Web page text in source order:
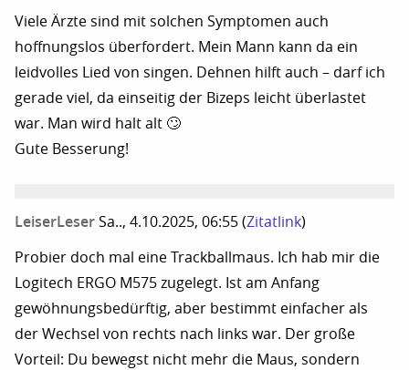
Viele Ärzte sind mit solchen Symptomen auch
hoffnungslos überfordert. Mein Mann kann da ein
leidvolles Lied von singen. Dehnen hilft auch – darf ich
gerade viel, da einseitig der Bizeps leicht überlastet
war. Man wird halt alt 🙄
Gute Besserung!
LeiserLeser Sa.., 4.10.2025, 06:55 (Zitatlink)
Probier doch mal eine Trackballmaus. Ich hab mir die
Logitech ERGO M575 zugelegt. Ist am Anfang
gewöhnungsbedürftig, aber bestimmt einfacher als
der Wechsel von rechts nach links war. Der große
Vorteil: Du bewegst nicht mehr die Maus, sondern